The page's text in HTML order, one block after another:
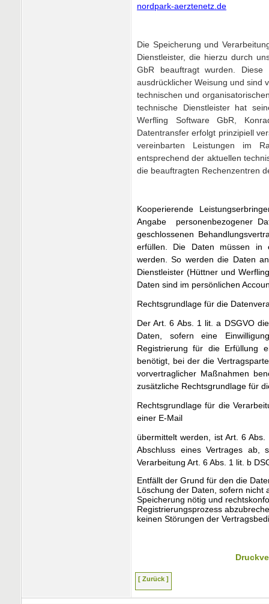
nordpark-aerztenetz.de
Die Speicherung und
Dienstleister, die hierzu durch
GbR beauftragt wurden.
ausdrücklicher Weisung und sind
technischen und
technische Dienstleister hat
Werfling Software GbR,
Datentransfer erfolgt prinzipiell
vereinbarten Leistungen im
entsprechend der aktuellen
die beauftragten Rechenzentren
Kooperierende
Angabe personenbezogener
geschlossenen
erfüllen. Die Daten müssen in
werden. So werden die Daten
Dienstleister (Hüttner und
Daten sind im persönlichen
Rechtsgrundlage für die
Der Art. 6 Abs. 1 lit. a DSGVO
Daten, sofern eine
Registrierung für die Erfüllung
benötigt, bei der die
vorvertraglicher Maßnahmen
zusätzliche Rechtsgrundlage für
Rechtsgrundlage für die
einer E-Mail
übermittelt werden, ist Art. 6
Abschluss eines Vertrages ab,
Verarbeitung Art. 6 Abs. 1 lit. b
Entfällt der Grund für den die
Löschung der Daten, sofern nicht
Speicherung nötig und
Registrierungsprozess
keinen Störungen der
[ Zurück ]